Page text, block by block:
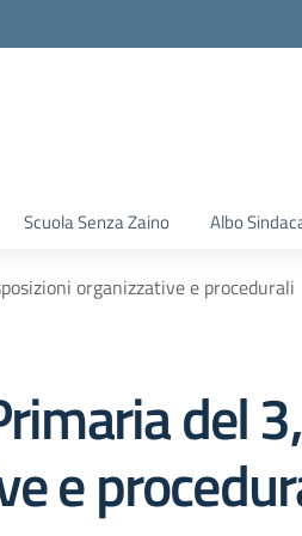
Scuola Senza Zaino Albo
organizzative e procedurali
del
e